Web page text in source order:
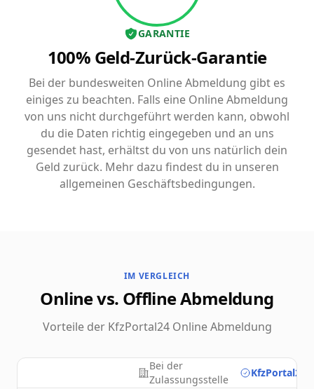
GARANTIE
100% Geld-Zurück-Garantie
Bei der bundesweiten Online Abmeldung gibt es
einiges zu beachten. Falls eine Online Abmeldung
von uns nicht durchgeführt werden kann, obwohl
du die Daten richtig eingegeben und an uns
gesendet hast, erhältst du von uns natürlich dein
Geld zurück. Mehr dazu findest du in unseren
allgemeinen Geschäftsbedingungen.
IM VERGLEICH
Online vs. Offline Abmeldung
Vorteile der KfzPortal24 Online Abmeldung
Bei der
Zulassungsstelle